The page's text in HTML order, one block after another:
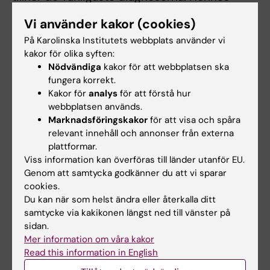
inflammationen uppstår och hur man kan
främja läkningen av slemhinnan.
– Problemen med dagens immundämpande
behandling är att behandlingen inte hjälper
alla med IBD men också att den ger
biverkningar. Här behöver vi verkligen hitta
alternativ och det kan vi göra om vi förstår
varför vissa svarar på behandling och läker
och andra inte, säger hon.
Just nu pågår ett stor studie där Charlotte
Hedin och hennes kolleger har samlat in
prover från IBD-patienters tarmslemhinnor när
den är som svårast inflammerad. De har sedan
följt upp med nya prover vid olika tidpunkter
Vi använder kakor (cookies)
På Karolinska Institutets webbplats använder vi
kakor för olika syften:
Nödvändiga kakor för att webbplatsen ska
fungera korrekt.
Kakor för analys för att förstå hur
webbplatsen används.
Marknadsföringskakor för att visa och spåra
relevant innehåll och annonser från externa
plattformar.
Viss information kan överföras till länder utanför EU.
Genom att samtycka godkänner du att vi sparar
cookies.
Du kan när som helst ändra eller återkalla ditt
samtycke via kakikonen längst ned till vänster på
sidan.
Mer information om våra kakor
Read this information in English